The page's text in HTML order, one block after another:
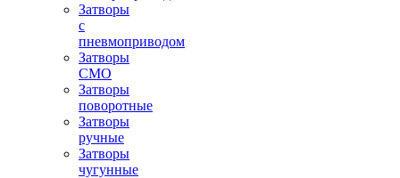
Затворы
с
пневмоприводом
Затворы
СМО
Затворы
поворотные
Затворы
ручные
Затворы
чугунные